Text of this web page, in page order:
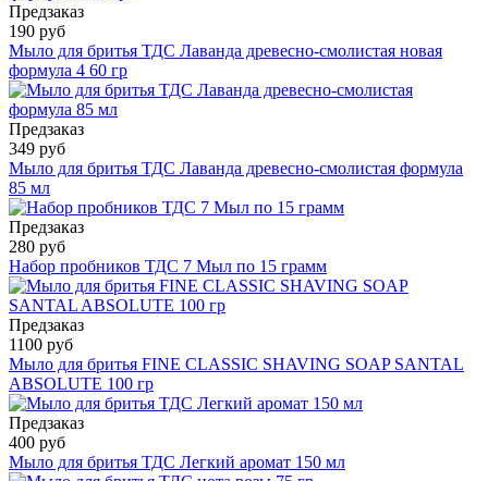
Предзаказ
190 руб
Мыло для бритья ТДС Лаванда древесно-смолистая новая
формула 4 60 гр
Предзаказ
349 руб
Мыло для бритья ТДС Лаванда древесно-смолистая формула
85 мл
Предзаказ
280 руб
Набор пробников ТДС 7 Мыл по 15 грамм
Предзаказ
1100 руб
Мыло для бритья FINE CLASSIC SHAVING SOAP SANTAL
ABSOLUTE 100 гр
Предзаказ
400 руб
Мыло для бритья ТДС Легкий аромат 150 мл